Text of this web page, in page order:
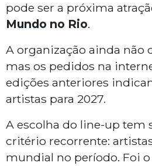
pode ser a próxima
Mundo no Rio.
A organização ainda não
mas os pedidos na
edições anteriores
artistas para 2027.
A escolha do line-up tem
critério recorrente:
mundial no período. Foi